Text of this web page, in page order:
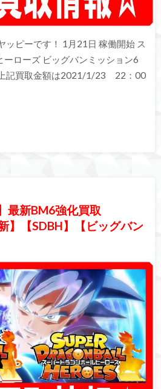
ッピーです！ 1月21日 稼働開始 ス
ーローズ ビッグバンミッション6
記買取金額は2021/1/23 22：00
最新BM6強化買取
】【SDBH】【ビッグバン